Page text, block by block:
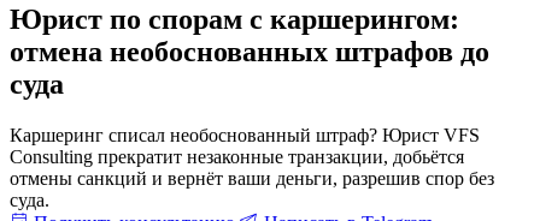
Юрист по спорам с каршерингом:
отмена необоснованных штрафов до
суда
Каршеринг списал необоснованный штраф? Юрист VFS
Consulting прекратит незаконные транзакции, добьётся
отмены санкций и вернёт ваши деньги, разрешив спор без
суда.